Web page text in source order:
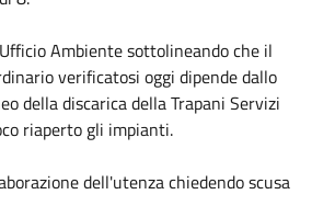
Ambiente sottolineando che il
verificatosi oggi dipende dallo
della discarica della Trapani Servizi
riaperto gli impianti.
dell'utenza chiedendo scusa